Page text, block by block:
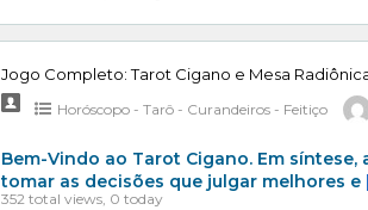
Jogo Completo: Tarot Cigano e Mesa
Horóscopo - Tarô - Curandeiros - Feitiço
Bem-Vindo ao Tarot Cigano. Em
tomar as decisões que julgar melhores e
352 total views, 0 today